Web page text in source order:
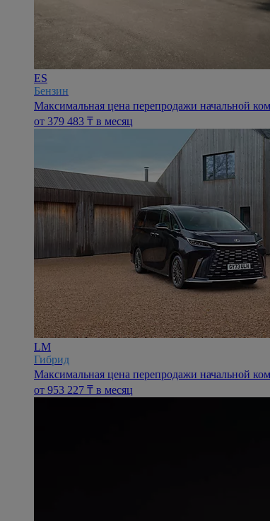
ES
Бензин
Максимальная цена перепродажи начальной
oт 379 483 ₸ в месяц
LM
Гибрид
Максимальная цена перепродажи начальной
oт 953 227 ₸ в месяц